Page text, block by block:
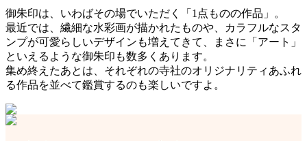
御朱印は、いわばその場でいただく「1点ものの作品」。
最近では、繊細な水彩画が描かれたものや、カラフルなスタ
ンプが可愛らしいデザインも増えてきて、まさに「アート」
といえるような御朱印も数多くあります。
集め終えたあとは、それぞれの寺社のオリジナリティあふれ
る作品を並べて鑑賞するのも楽しいですよ。